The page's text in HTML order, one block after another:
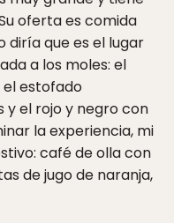
oferta es comida
diría que es el lugar
a los moles: el
el estofado
y el rojo y negro con
la experiencia, mi
café de olla con
de jugo de naranja,